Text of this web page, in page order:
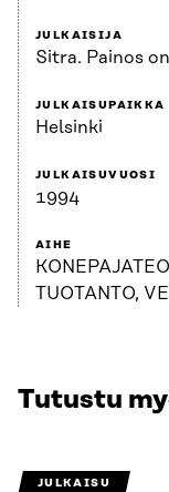
JULKAISIJA
Sitra. Painos
JULKAISUPAIKKA
Helsinki
JULKAISUVUOSI
1994
AIHE
TUOTANTO,
Tutustu
JULKAISU